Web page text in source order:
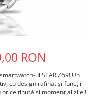
RON
ul STAR Z69! Un
cu design rafinat și funcții
ținută și moment al zilei!